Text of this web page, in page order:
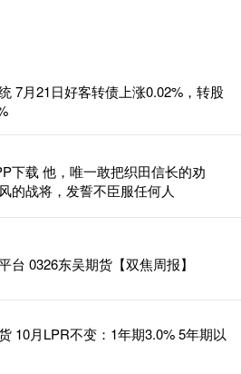
7月21日好客转债上涨0.02%，转股
下载 他，唯一敢把织田信长的劝
的战将，发誓不臣服任何人
台 0326东吴期货【双焦周报】
10月LPR不变：1年期3.0% 5年期以